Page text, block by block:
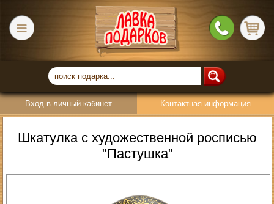
Вход в личный кабинет Контактная информация
Шкатулка с художественной росписью
"Пастушка"